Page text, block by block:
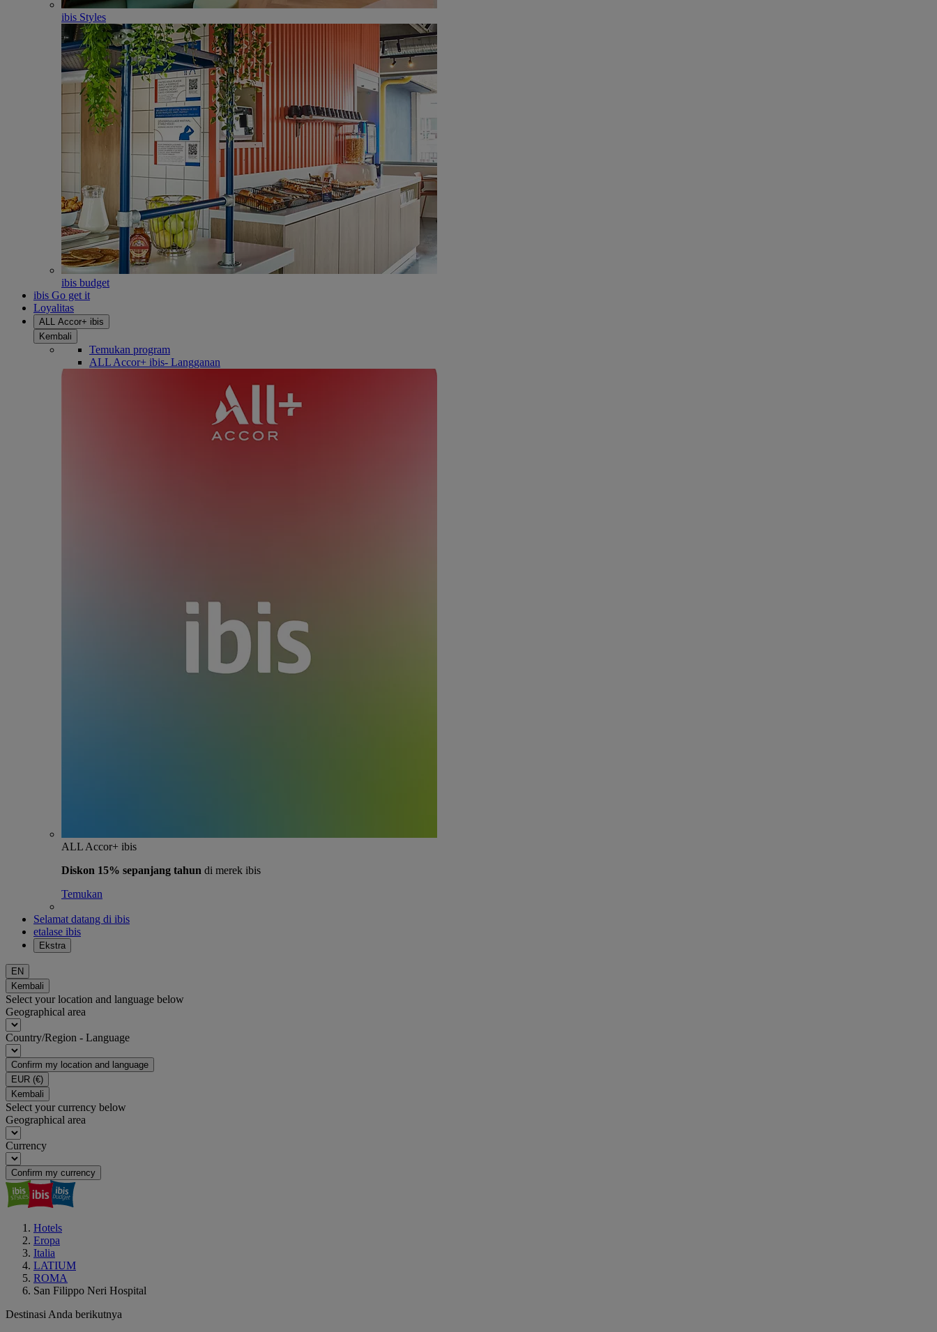
ibis Styles
ibis budget
ibis Go get it
Loyalitas
ALL Accor+ ibis
Kembali
Temukan program
ALL Accor+ ibis- Langganan
ALL Accor+ ibis
Diskon 15% sepanjang tahun di merek ibis
Temukan
Selamat datang di ibis
etalase ibis
Ekstra
EN
Kembali
Select your location and language below
Geographical area
Country/Region - Language
Confirm my location and language
EUR (€)
Kembali
Select your currency below
Geographical area
Currency
Confirm my currency
Hotels
Eropa
Italia
LATIUM
ROMA
San Filippo Neri Hospital
Destinasi Anda berikutnya